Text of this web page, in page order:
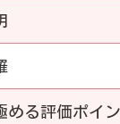
める評価ポイ